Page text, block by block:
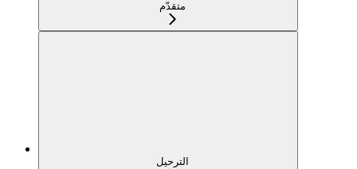
متقدّم
الترحيل